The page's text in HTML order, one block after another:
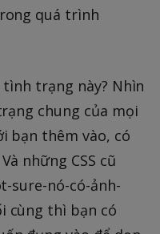
quá trình
tình trạng này? Nhìn
chung của mọi
bạn thêm vào, có
những CSS cũ
sure-nó-có-ảnh-
cùng thì bạn có